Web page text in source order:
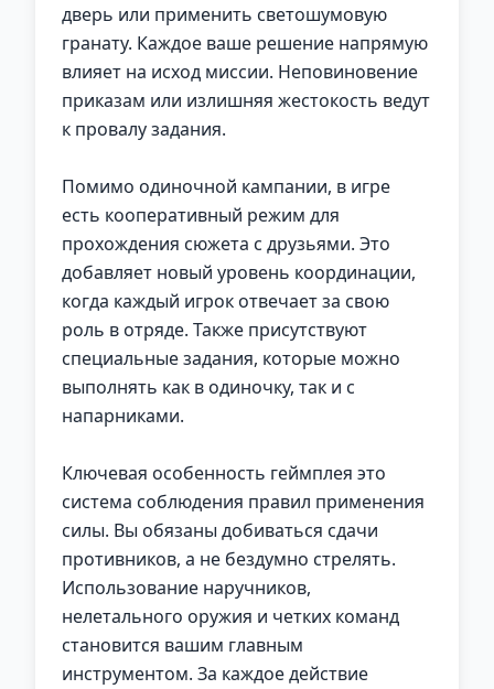
дверь или применить светошумовую
гранату. Каждое ваше решение напрямую
влияет на исход миссии. Неповиновение
приказам или излишняя жестокость ведут
к провалу задания.
Помимо одиночной кампании, в игре
есть кооперативный режим для
прохождения сюжета с друзьями. Это
добавляет новый уровень координации,
когда каждый игрок отвечает за свою
роль в отряде. Также присутствуют
специальные задания, которые можно
выполнять как в одиночку, так и с
напарниками.
Ключевая особенность геймплея это
система соблюдения правил применения
силы. Вы обязаны добиваться сдачи
противников, а не бездумно стрелять.
Использование наручников,
нелетального оружия и четких команд
становится вашим главным
инструментом. За каждое действие